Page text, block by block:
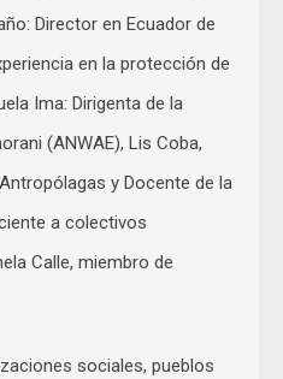
Director en Ecuador de
en la protección de
Ima: Dirigenta de la
(ANWAE), Lis Coba,
y Docente de la
a colectivos
Calle, miembro de
sociales, pueblos